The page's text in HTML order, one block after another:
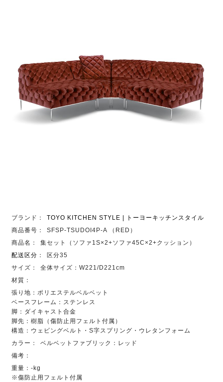
ブランド：
TOYO KITCHEN STYLE | トーヨーキッチンスタイル
商品番号：
SFSP-TSUDOI4P-A （RED）
商品名：
集セット（ソファ1S×2+ソファ45C×2+クッション）
配送区分 ：
区分35
サイズ：
全体サイズ：W221/D221cm
材質：
張り地：ポリエステルベルベット
ベースフレーム：ステンレス
脚：ダイキャスト合金
脚先：樹脂（傷防止用フェルト付属）
構造：ウェビングベルト・S字スプリング・ウレタンフォーム
カラー：
ベルベットファブリック：レッド
備考：
重量：-kg
※傷防止用フェルト付属